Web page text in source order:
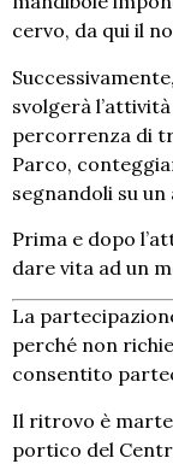
cervo, da qui il
svolgerà
percorrenza di
Parco,
segnandoli su
Prima e dopo
dare vita ad un
La
perché non
consentito
Il ritrovo è
portico del